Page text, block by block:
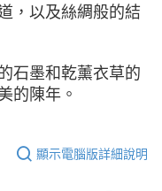
，以及絲綢般的結
⽯墨和乾薰衣草的
的陳年。
顯示電腦版詳細說明